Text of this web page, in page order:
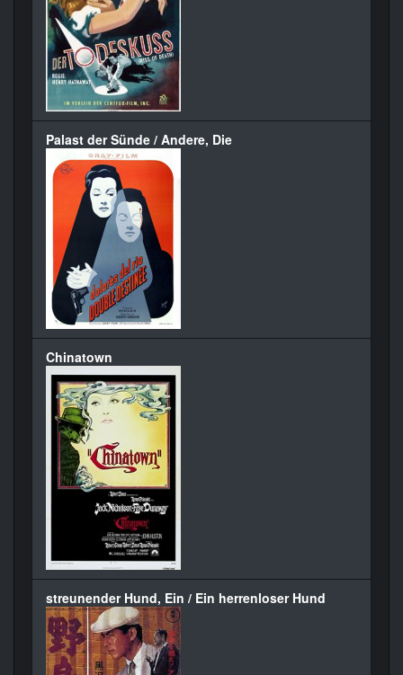
Palast der Sünde / Andere, Die
Chinatown
streunender Hund, Ein / Ein herrenloser Hund